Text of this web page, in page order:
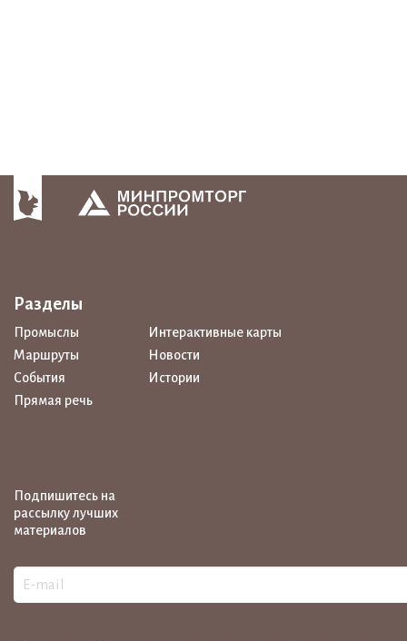
Разделы
Промыслы
Интерактивные карты
Маршруты
Новости
События
Истории
Прямая речь
Подпишитесь на
рассылку лучших
материалов